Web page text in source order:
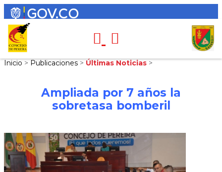
Inicio > Publicaciones > Últimas Noticias >
Ampliada por 7 años la
sobretasa bomberil